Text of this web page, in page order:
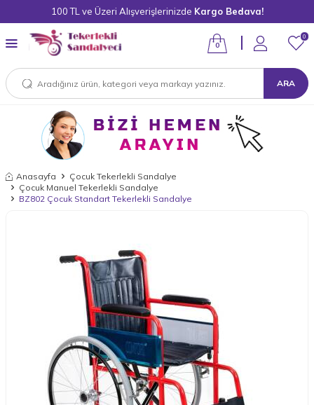
100 TL ve Üzeri Alışverişlerinizde Kargo Bedava!
ARA
0
0
Anasayfa
Çocuk Tekerlekli Sandalye
Çocuk Manuel Tekerlekli Sandalye
BZ802 Çocuk Standart Tekerlekli Sandalye